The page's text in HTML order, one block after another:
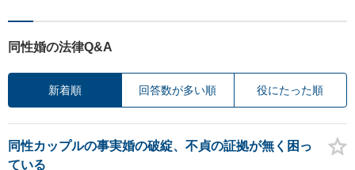
同性婚の法律Q&A
新着順 回答数が多い順 役にたった順
同性カップルの事実婚の破綻、不貞の証拠が無く困っ
ている